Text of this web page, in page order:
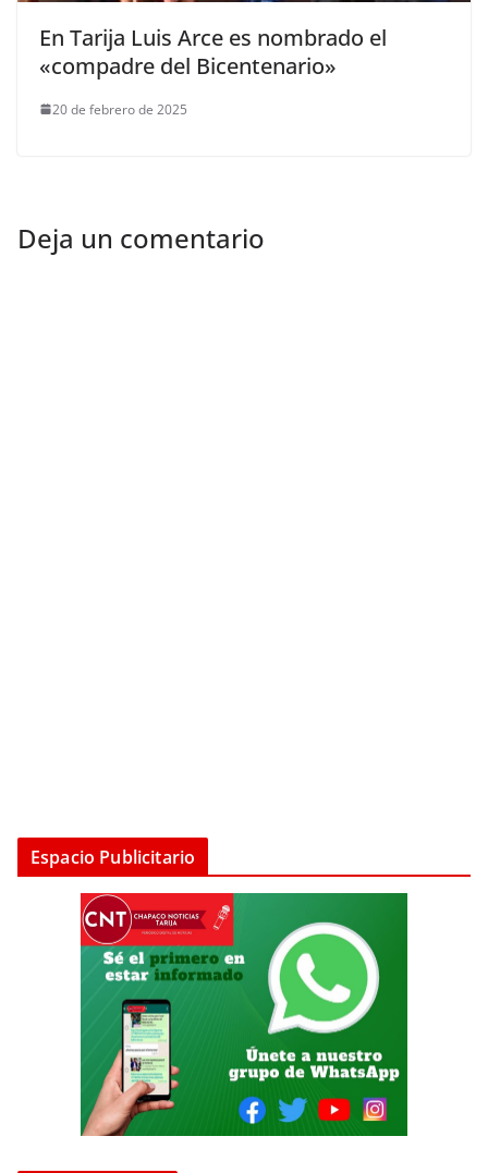
En Tarija Luis Arce es nombrado el
«compadre del Bicentenario»
20 de febrero de 2025
Deja un comentario
Espacio Publicitario